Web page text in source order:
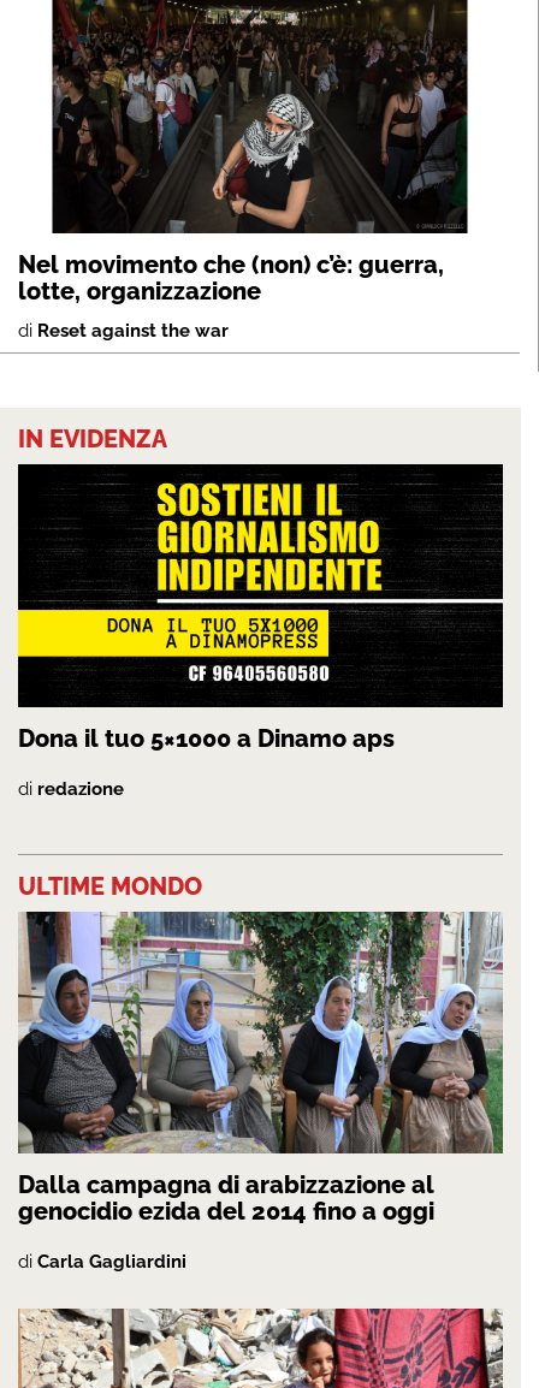
Nel movimento che (non) c’è: guerra,
lotte, organizzazione
di Reset against the war
IN EVIDENZA
Dona il tuo 5×1000 a Dinamo aps
di redazione
ULTIME MONDO
Dalla campagna di arabizzazione al
genocidio ezida del 2014 fino a oggi
di Carla Gagliardini